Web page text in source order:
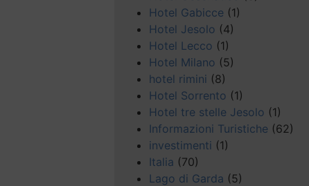
Hotel Gabicce (1)
Hotel Jesolo (4)
Hotel Lecco (1)
Hotel Milano (5)
hotel rimini (8)
Hotel Sorrento (1)
Hotel tre stelle Jesolo (1)
Informazioni Turistiche (62)
investimenti (1)
Italia (70)
Lago di Garda (5)